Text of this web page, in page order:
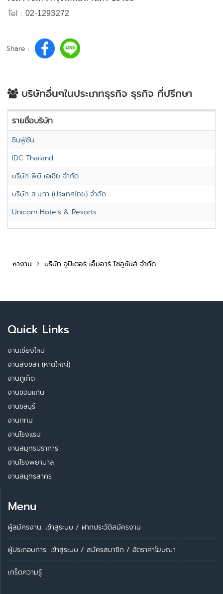
Tel :02-1293272
Share :
บริษัทอื่นๆในประเภทธุรกิจ ธุรกิจ ที่ปรึกษา
รายชื่อบริษัท
ซินฟู่ซัน
IDC Thailand
บริษัท พีบี เอเชีย จำกัด
บริษัท ส.นภา (ประเทศไทย) จำกัด
Unicorn Hotels & Resorts
หางาน บริษัท จูปิเตอร์ เอ็มอาร์ โซลูชั่นส์ จำกัด
Quick Links
งานเชียงใหม่
งานสงขลา (หาดใหญ่)
งานภูเก็ต
งานขอนแก่น
งานชลบุรี
งานกทม
งานโรงแรม
งานสมุทรปราการ
งานโรงพยาบาล
งานสมุทรสาคร
Menu
ผู้สมัครงาน: เข้าสู่ระบบ / ฝากประวัติสมัครงาน
ผู้ประกอบการ: เข้าสู่ระบบ / สมัครสมาชิก / อัตราค่าโฆษณา
เกร็ดความรู้